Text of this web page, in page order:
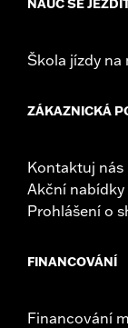
NAUČ SE
Škola jízdy na
ZÁKAZNICKÁ
Kontaktuj nás
Akční nabídky
Prohlášení o
FINANCOVÁNÍ
Financování